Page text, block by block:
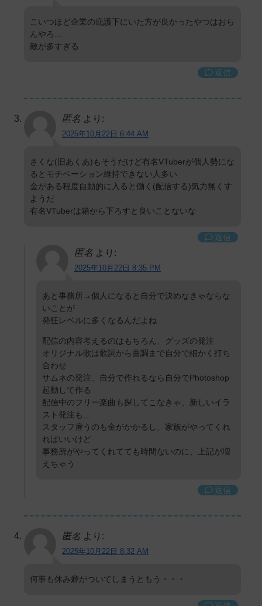
こいつほど企業の庇護下にいた方が良かったやつはおら
んやろ…
敵が多すぎる
返信
匿名 より:
2025年10月22日 6:44 AM
さくな(旧あくあ)もそうだけど有名VTuberが個人勢にな
るとモチベーション維持できない人多い
金がある程度自動的に入ると働く(配信する)気力無くす
ようだ
有名VTuberは箱から下ろすと良いことないな
返信
匿名 より:
2025年10月22日 8:35 PM
あと事務所→個人になると自分で決めなきゃならな
いことが
発狂レベルに多くなるんだよね
配信の内容考えるのはもちろん、グッズの発注
オリジナル歌は歌詞から曲調まで自分で細かく打ち
合わせ
サムネの発注、自分で作れるなら自分でPhotoshop
起動して作る
配信中のフリー楽曲も探してこなきゃ、新しいイラ
スト発注も…
スタッフ雇うのも金がかかるし、家族がやってくれ
ればいいけど
事務所がやってくれてても時間ないのに、上記が増
えちゃう
返信
匿名 より:
2025年10月22日 8:32 AM
何事も休み癖がついてしまうともう・・・